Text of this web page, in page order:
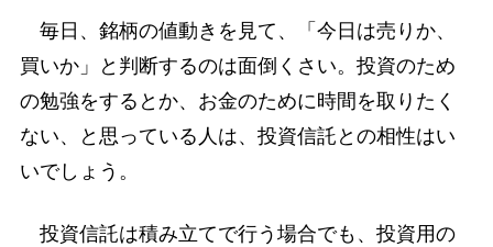
毎日、銘柄の値動きを見て、「今日は売りか、
買いか」と判断するのは面倒くさい。投資のため
の勉強をするとか、お金のために時間を取りたく
ない、と思っている人は、投資信託との相性はい
いでしょう。
投資信託は積み立てで行う場合でも、投資用の